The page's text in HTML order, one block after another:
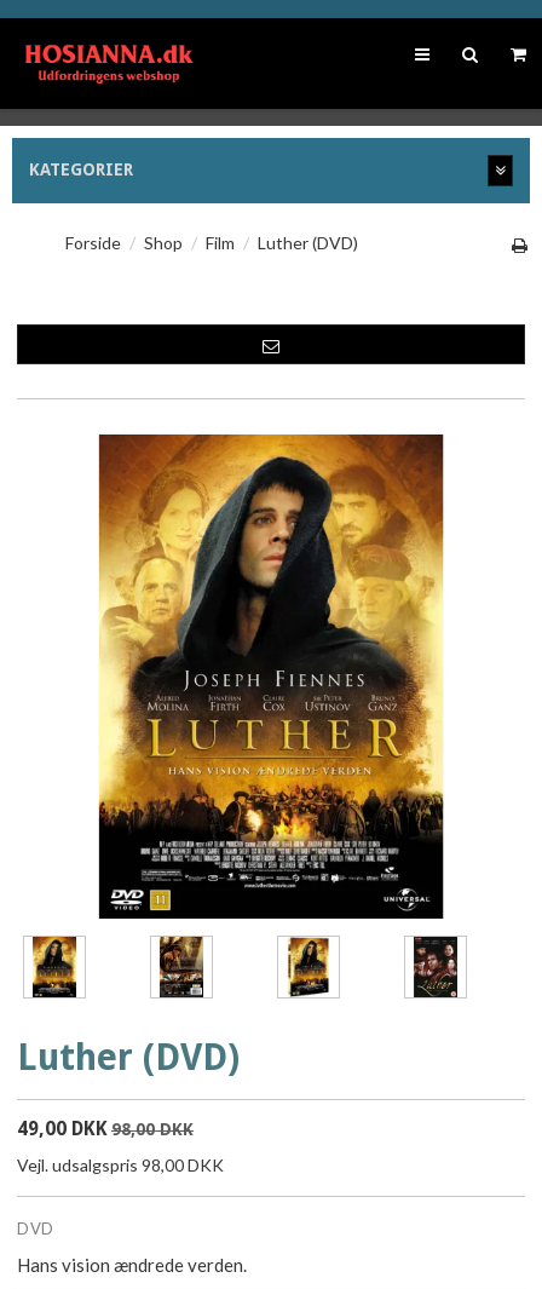
KATEGORIER
Forside / Shop / Film / Luther (DVD)
Luther (DVD)
49,00 DKK98,00 DKK
Vejl. udsalgspris 98,00 DKK
DVD
Hans vision ændrede verden.